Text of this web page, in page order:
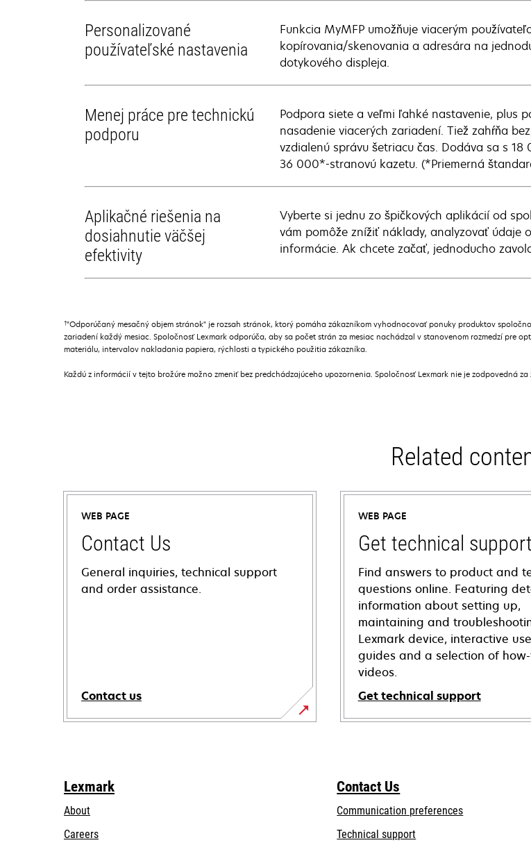
Personalizované
používateľské nastavenia
Funkcia MyMFP umožňuje viacerým
kopírovania/skenovania a adresára na
dotykového displeja.
Menej práce pre technickú
podporu
Podpora siete a veľmi ľahké nastavenie, plus
nasadenie viacerých zariadení. Tiež zahŕňa
vzdialenú správu šetriacu čas. Dodáva sa s
36 000*-stranovú kazetu. (*Priemerná
Aplikačné riešenia na
dosiahnutie väčšej
efektivity
Vyberte si jednu zo špičkových aplikácií od
vám pomôže znížiť náklady, analyzovať údaje
informácie. Ak chcete začať, jednoducho
†"Odporúčaný mesačný objem stránok" je rozsah stránok, ktorý pomáha zákazníkom vyhodnocovať ponuky produktov
zariadení každý mesiac. Spoločnosť Lexmark odporúča, aby sa počet strán za mesiac nachádzal v stanovenom rozmedzí
materiálu, intervalov nakladania papiera, rýchlosti a typického použitia zákazníka.
Každú z informácií v tejto brožúre možno zmeniť bez predchádzajúceho upozornenia. Spoločnosť Lexmark nie je zodpovedná
Related
WEB PAGE
Contact Us
General inquiries, technical support
and order assistance.
Contact us
WEB PAGE
Get technical support
Find answers to product and
questions online. Featuring
information about setting up,
maintaining and
Lexmark device, interactive
guides and a selection of
videos.
Get technical support
opens
tab
Lexmark
About
Careers
Contact Us
Communication preferences
Technical supportopens